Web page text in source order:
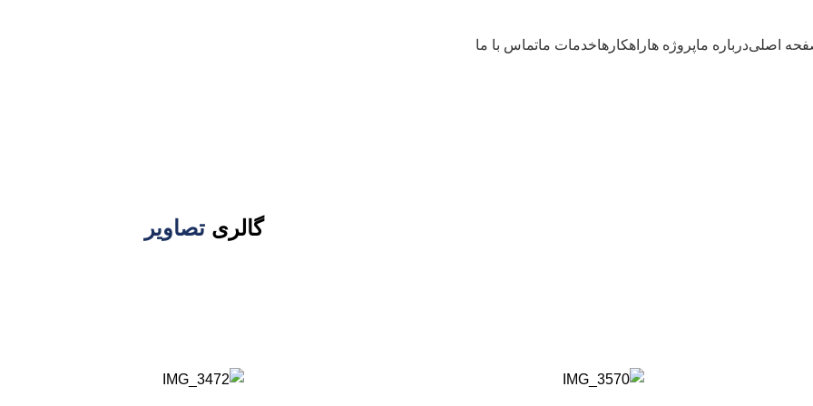
اصلیدرباره ماپروژه هاراهکارهاخدمات ماتماس با ما
گالریتصاویر